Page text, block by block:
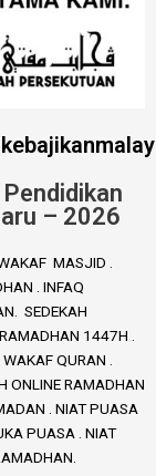
– 2026
MASJID .
. INFAQ
SEDEKAH
1447H .
QURAN .
ONLINE RAMADHAN
. NIAT PUASA
PUASA . NIAT